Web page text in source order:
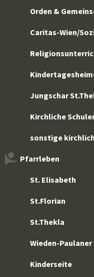
Orden &
Caritas-Wien/
Jungschar
Kirchliche
sonstige
Pfarrleben
St. Elisabeth
St.Florian
St.Thekla
Wieden-Paulaner
Kinderseite